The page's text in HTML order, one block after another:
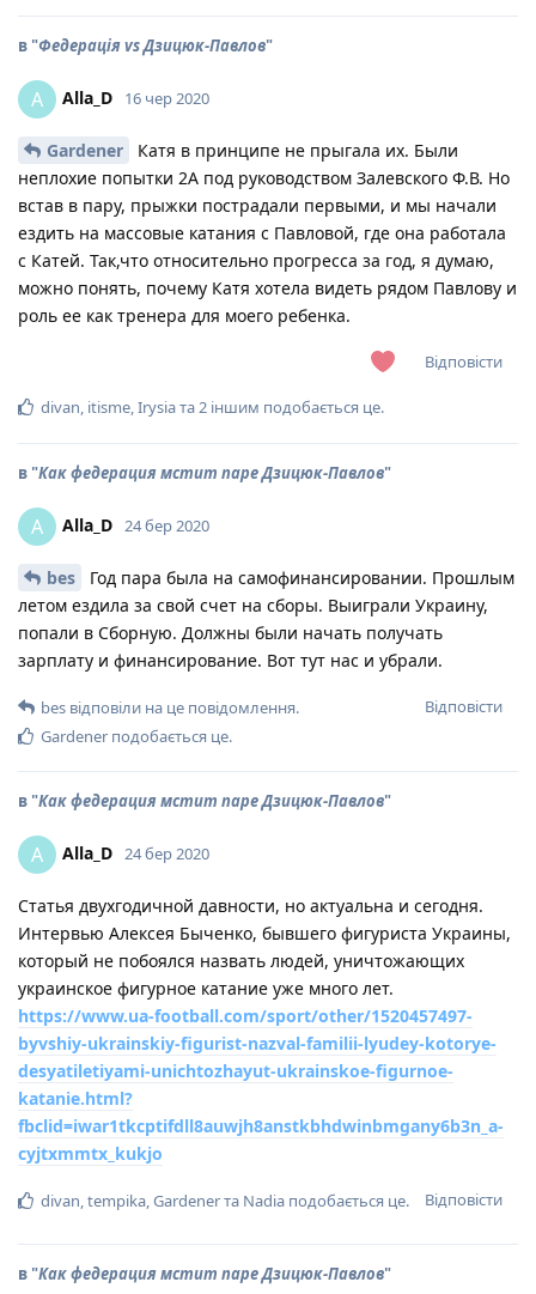
в "Федерація vs Дзицюк-Павлов"
A Alla_D 16 чер 2020
Gardener
Катя в принципе не прыгала их. Были
неплохие попытки 2А под руководством Залевского Ф.В. Но
встав в пару, прыжки пострадали первыми, и мы начали
ездить на массовые катания с Павловой, где она работала
с Катей. Так,что относительно прогресса за год, я думаю,
можно понять, почему Катя хотела видеть рядом Павлову и
роль ее как тренера для моего ребенка.
Відповісти
divan, itisme,Irysiaта2 іншим подобається це.
в "Как федерация мстит паре Дзицюк-Павлов"
A Alla_D 24 бер 2020
bes
Год пара была на самофинансировании. Прошлым
летом ездила за свой счет на сборы. Выиграли Украину,
попали в Сборную. Должны были начать получать
зарплату и финансирование. Вот тут нас и убрали.
Відповісти
bes відповіли на це повідомлення.
Gardener подобається це.
в "Как федерация мстит паре Дзицюк-Павлов"
A Alla_D 24 бер 2020
Статья двухгодичной давности, но актуальна и сегодня.
Интервью Алексея Быченко, бывшего фигуриста Украины,
который не побоялся назвать людей, уничтожающих
украинское фигурное катание уже много лет.
https://www.ua-football.com/sport/other/1520457497-
byvshiy-ukrainskiy-figurist-nazval-familii-lyudey-kotorye-
desyatiletiyami-unichtozhayut-ukrainskoe-figurnoe-
katanie.html?
fbclid=iwar1tkcptifdll8auwjh8anstkbhdwinbmgany6b3n_a-
cyjtxmmtx_kukjo
Відповісти
divan,tempika,Gardenerта Nadia подобається це.
в "Как федерация мстит паре Дзицюк-Павлов"